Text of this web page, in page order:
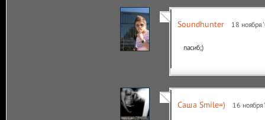
Soundhunter 18
пасиб;)
Саша Smile=) 16